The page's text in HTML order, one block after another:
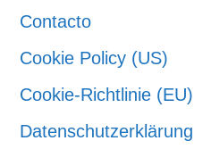
Contacto
Cookie Policy (US)
Cookie-Richtlinie (EU)
Datenschutzerklärung